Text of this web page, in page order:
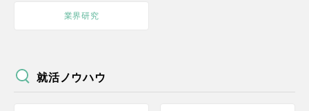
業界研究
就活ノウハウ